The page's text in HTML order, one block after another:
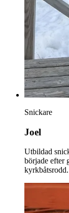
Snickare
Joel
Utbildad
började efter
kyrkbåtsrodd.